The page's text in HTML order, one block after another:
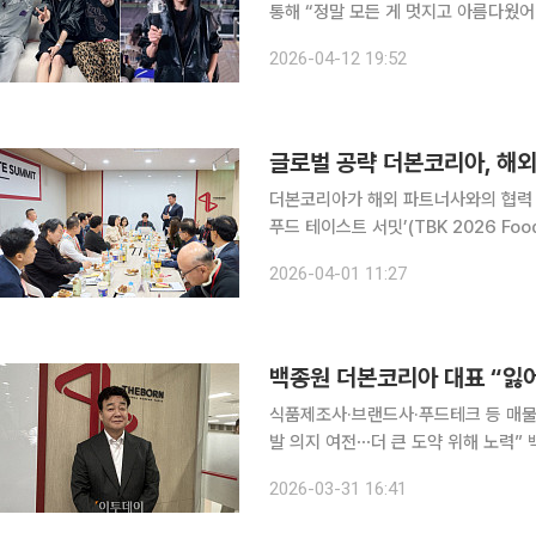
통해 “정말 모든 게 멋지고 아름다웠어”라는
서 응원봉을 든 사진도 함께 공개하며
2026-04-12 19:52
글로벌 공략 더본코리아, 해
더본코리아가 해외 파트너사와의 협
푸드 테이스트 서밋’(TBK 2026 Food Taste
스터 프랜차이즈(MF) 대표단과 가맹
2026-04-01 11:27
식품제조사·브랜드사·푸드테크 등
발 의지 여전⋯더 큰 도약 위해 노력” 백종원 더본코리아 대표가 올해 해외사업에 집중하며 공격적
에서 “더본코리아는 지난해 억지 민
2026-03-31 16:41